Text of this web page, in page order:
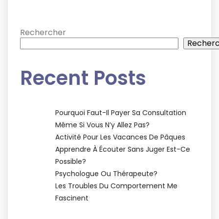
Rechercher
Recent Posts
Pourquoi Faut-Il Payer Sa Consultation
Même Si Vous N’y Allez Pas?
Activité Pour Les Vacances De Pâques
Apprendre À Écouter Sans Juger Est-Ce
Possible?
Psychologue Ou Thérapeute?
Les Troubles Du Comportement Me
Fascinent